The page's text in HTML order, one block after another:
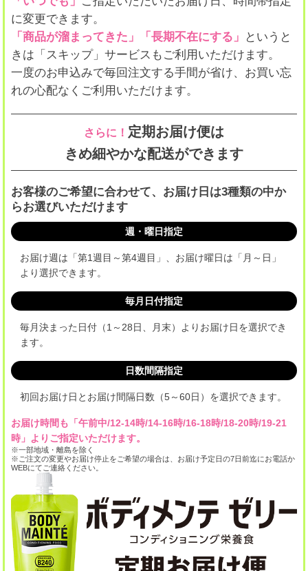
に変更できます。
「商品が溜まってきた」「長期不在にする」
というと
きは「スキップ」サービスもご利用いただけます。
一度のお申込みで毎回注文する手間が省け、お買い忘
れの心配なくご利用いただけます。
さらに！ 定期お届け便は
きめ細やかな配送ができます
お客様のご希望に合わせて、お届け日は3種類の中か
らお選びいただけます
週・曜日指定
お届け週は「第1週目～第4週目」、お届け曜日は「月～日」
より選択できます。
毎月日付指定
毎月決まった日付（1～28日、月末）よりお届け日を選択でき
ます。
日数間隔指定
初回お届け日とお届け間隔日数（5～60日）を選択できます。
お届け時間も「午前中/12-14時/14-16時/16-18時/18-20時/19-21
時」よりご指定いただけます。
※一部地域・離島を除く
※ご注文の変更やお届け停止をご希望の場合は、お届け予定日の7日前迄にお電話か
WEBにてご連絡ください。